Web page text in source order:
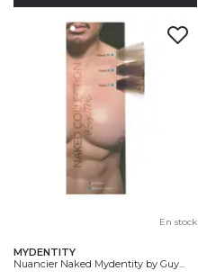
En stock
MYDENTITY
Nuancier Naked Mydentity by Guy...